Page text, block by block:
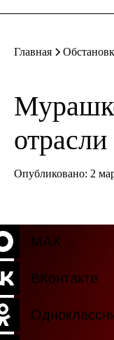
Главная
отрасли
Опубликовано: 2
MAX
ВКонтакте